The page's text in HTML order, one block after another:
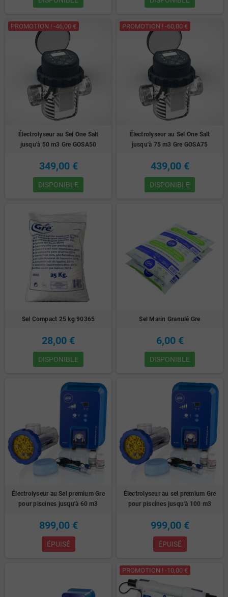
PROMOTION ! -46,00 €
Électrolyseur au Sel One Salt
jusqu'à 50 m3 Gre GOSA50
349,00 €
DISPONIBLE
PROMOTION ! -60,00 €
Électrolyseur au Sel One Salt
jusqu'à 75 m3 Gre GOSA75
439,00 €
DISPONIBLE
Sel Compact 25 kg 90365
28,00 €
DISPONIBLE
Sel Marin Granulé Gre
6,00 €
DISPONIBLE
Électrolyseur au Sel premium Gre
pour piscines jusqu'à 60 m3
899,00 €
ÉPUISÉ
Électrolyseur au sel premium Gre
pour piscines jusqu'à 100 m3
999,00 €
ÉPUISÉ
PROMOTION ! -10,00 €